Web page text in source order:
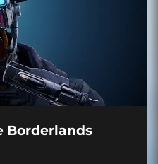
Borderlands